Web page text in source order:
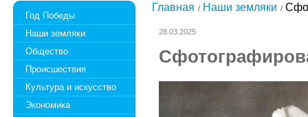
Год Победы
Наши земляки
Общество
Происшествия
Культура и искусство
Экономика
Главная Наши земляки
28.03.2025